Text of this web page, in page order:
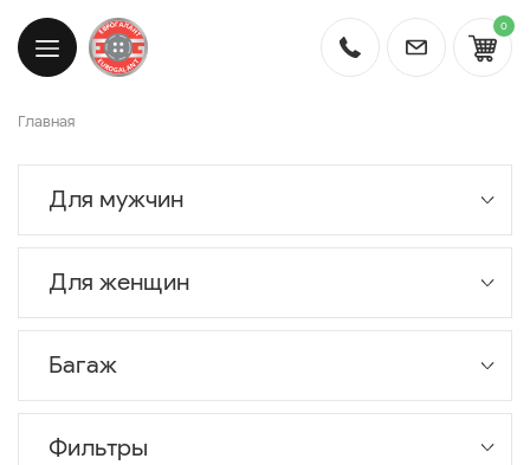
0
Главная
Для мужчин
Для женщин
Багаж
Фильтры